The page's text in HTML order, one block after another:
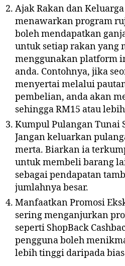
Ajak Rakan dan Keluarga
menawarkan program
boleh mendapatkan
untuk setiap rakan yang
menggunakan platform
anda. Contohnya, jika
menyertai melalui
pembelian, anda akan
sehingga RM15 atau
Kumpul Pulangan Tunai
Jangan keluarkan
merta. Biarkan ia
untuk membeli barang
sebagai pendapatan
jumlahnya besar.
Manfaatkan Promosi
sering menganjurkan
seperti ShopBack
pengguna boleh
lebih tinggi daripada